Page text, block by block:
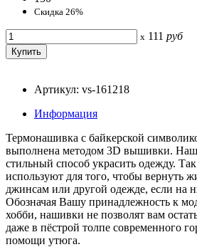
Скидка 26%
x 111 руб
Артикул: vs-161218
Информация
Термонашивка с байкерской
выполнена методом 3D вышивки.
стильный способ украсить одежду.
используют для того, чтобы вернуть
джинсам или другой одежде, если на
Обозначая Вашу принадлежность к
хобби, нашивки не позволят вам
даже в пёстрой толпе современного
помощи утюга.